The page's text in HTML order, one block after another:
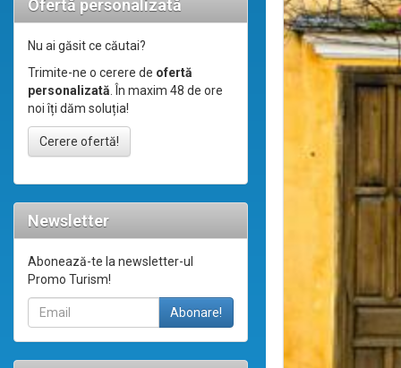
Ofertă personalizată
Nu ai găsit ce căutai?
Trimite-ne o cerere de ofertă
personalizată. În maxim 48 de ore
noi îți dăm soluția!
Cerere ofertă!
Newsletter
Abonează-te la newsletter-ul
Promo Turism!